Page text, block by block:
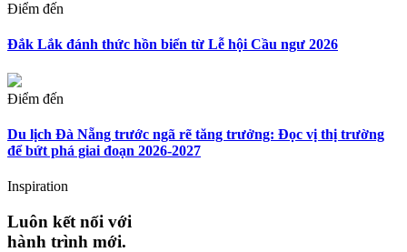
Điểm đến
Đắk Lắk đánh thức hồn biển từ Lễ hội Cầu ngư 2026
Điểm đến
Du lịch Đà Nẵng trước ngã rẽ tăng trưởng: Đọc vị thị trường
để bứt phá giai đoạn 2026-2027
Inspiration
Luôn kết nối với
hành trình mới.